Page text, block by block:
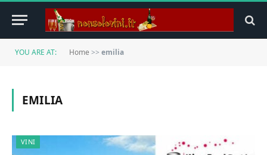
YOU ARE AT: Home >> emilia
EMILIA
VINI